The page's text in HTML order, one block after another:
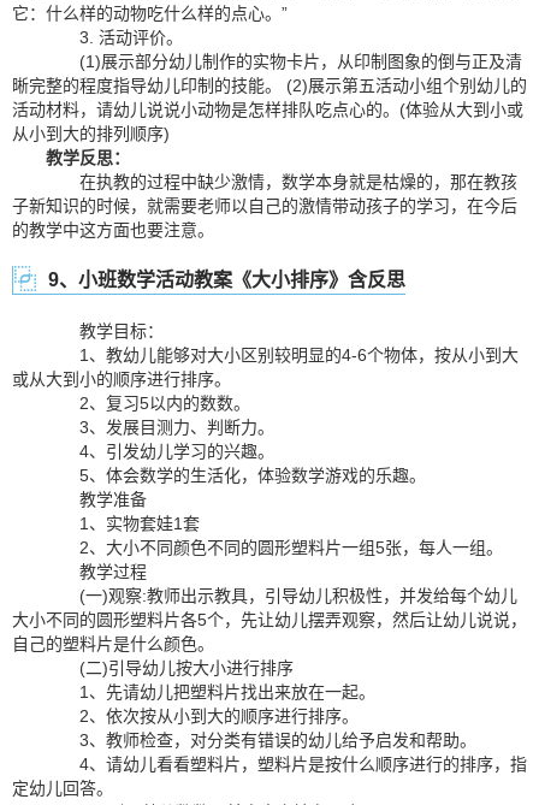
它：什么样的动物吃什么样的点心。”
3. 活动评价。
(1)展示部分幼儿制作的实物卡片，从印制图象的倒与正及清
晰完整的程度指导幼儿印制的技能。 (2)展示第五活动小组个别幼儿的
活动材料，请幼儿说说小动物是怎样排队吃点心的。(体验从大到小或
从小到大的排列顺序)
教学反思：
在执教的过程中缺少激情，数学本身就是枯燥的，那在教孩
子新知识的时候，就需要老师以自己的激情带动孩子的学习，在今后
的教学中这方面也要注意。
9、小班数学活动教案《大小排序》含反思
教学目标：
1、教幼儿能够对大小区别较明显的4-6个物体，按从小到大
或从大到小的顺序进行排序。
2、复习5以内的数数。
3、发展目测力、判断力。
4、引发幼儿学习的兴趣。
5、体会数学的生活化，体验数学游戏的乐趣。
教学准备
1、实物套娃1套
2、大小不同颜色不同的圆形塑料片一组5张，每人一组。
教学过程
(一)观察:教师出示教具，引导幼儿积极性，并发给每个幼儿
大小不同的圆形塑料片各5个，先让幼儿摆弄观察，然后让幼儿说说，
自己的塑料片是什么颜色。
(二)引导幼儿按大小进行排序
1、先请幼儿把塑料片找出来放在一起。
2、依次按从小到大的顺序进行排序。
3、教师检查，对分类有错误的幼儿给予启发和帮助。
4、请幼儿看看塑料片，塑料片是按什么顺序进行的排序，指
定幼儿回答。